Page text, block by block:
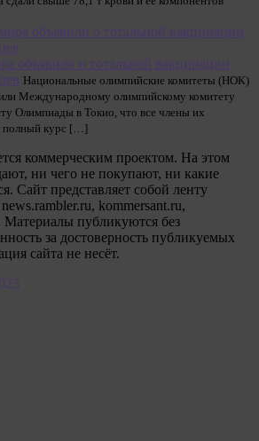
объявили о тотальной вакцинации
Национальные олимпийские комитеты (НОК)
Международному олимпийскому комитету
Олимпиады в Токио, что все члены их
полный курс […]
коммерческим проектом. На этом
ни чего не покупают, ни какие
Сайт представляет собой ленту
kommersant.ru,
Материалы публикуются без
за достоверность публикуемых
сайта не несёт.